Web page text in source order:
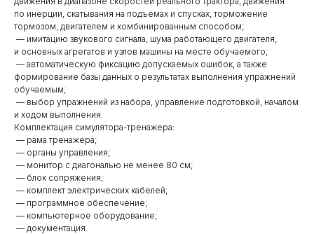
по инерции, скатывания на подъемах и спусках, торможение
тормозом, двигателем и комбинированным способом;
— имитацию звукового сигнала, шума работающего двигателя,
и основных агрегатов и узлов машины на месте обучаемого;
— автоматическую фиксацию допускаемых ошибок, а также
формирование базы данных о результатах выполнения упражнений
обучаемым;
— выбор упражнений из набора, управление подготовкой, началом
и ходом выполнения.
Комплектация симулятора-тренажера:
— рама тренажера;
— органы управления;
— монитор с диагональю не менее 80 см;
— блок сопряжения;
— комплект электрических кабелей;
— программное обеспечение;
— компьютерное оборудование;
— документация.